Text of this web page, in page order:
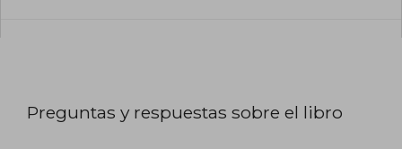
Preguntas y respuestas sobre el libro